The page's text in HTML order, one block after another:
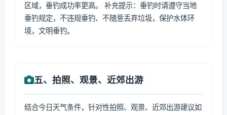
区域，垂钓成功率更高。 补充提示：垂钓时请遵守当地
垂钓规定，不违规垂钓、不随意丢弃垃圾，保护水体环
境，文明垂钓。
五、拍照、观景、近郊出游
结合今日天气条件，针对性拍照、观景、近郊出游建议如